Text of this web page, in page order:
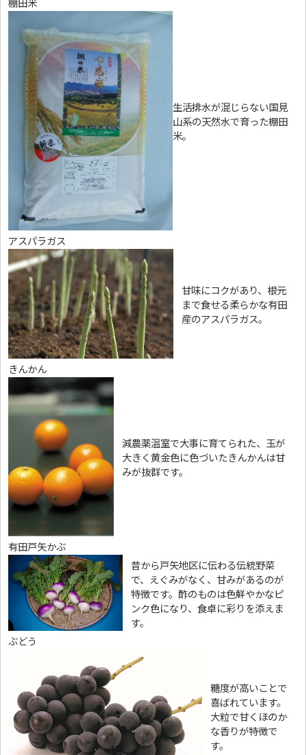
棚田米
生活排水が混じらない国見
山系の天然水で育った棚田
米。
アスパラガス
甘味にコクがあり、根元
まで食せる柔らかな有田
産のアスパラガス。
きんかん
減農薬温室で大事に育てられた、玉が
大きく黄金色に色づいたきんかんは甘
みが抜群です。
有田戸矢かぶ
昔から戸矢地区に伝わる伝統野菜
で、えぐみがなく、甘みがあるのが
特徴です。酢のものは色鮮やかなピ
ンク色になり、食卓に彩りを添えま
す。
ぶどう
糖度が高いことで
喜ばれています。
大粒で甘くほのか
な香りが特徴で
す。